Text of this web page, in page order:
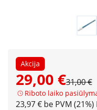
Akcija
29,00 €31,00 €
Riboto laiko
23,97 € be PVM (21%)